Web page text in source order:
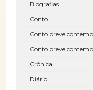
Biografias
Conto
Conto breve
Conto breve
Crônica
Diário